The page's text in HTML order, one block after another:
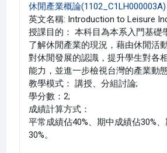
休閒產業概論(1102_C1LH000003A)
英文名稱: Introduction to Leisure
授課目的： 本科目為本系入門基礎
了解休閒產業的現況，藉由休閒活
對休閒發展的認識，提升學生對各
能力，並進一步檢視台灣的產業動
教學模式： 講授、分組討論;
學分數：2;
成績計算方式：
平常成績佔40%、期中成績佔30%
30%。